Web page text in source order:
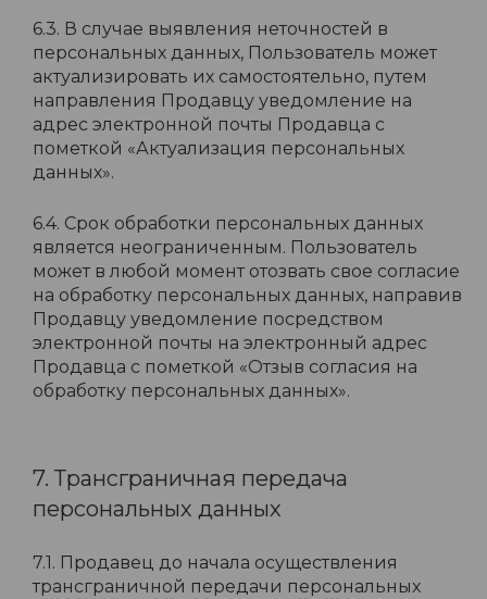
6.3. В случае выявления неточностей в
персональных данных, Пользователь может
актуализировать их самостоятельно, путем
направления Продавцу уведомление на
адрес электронной почты Продавца с
пометкой «Актуализация персональных
данных».
6.4. Срок обработки персональных данных
является неограниченным. Пользователь
может в любой момент отозвать свое согласие
на обработку персональных данных, направив
Продавцу уведомление посредством
электронной почты на электронный адрес
Продавца с пометкой «Отзыв согласия на
обработку персональных данных».
7. Трансграничная передача
персональных данных
7.1. Продавец до начала осуществления
трансграничной передачи персональных